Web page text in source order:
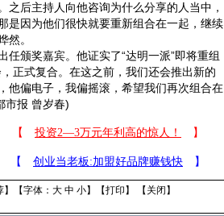
之后主持人向他咨询为什么分享的人当中，
是因为他们很快就要重新组合在一起，继续
然。
颁奖嘉宾。他证实了“达明一派”即将重组
正式复合。在这之前，我们还会推出新的
他偏电子，我偏摇滚，希望我们再次组合在
市报 曾岁春)
】【字体： 大 中 小】【打印 】 【 关闭 】